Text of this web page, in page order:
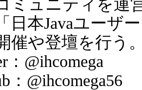
ミュニティを運
日本Javaユーザ
催や登壇を行う
：@ihcomega
：@ihcomega56